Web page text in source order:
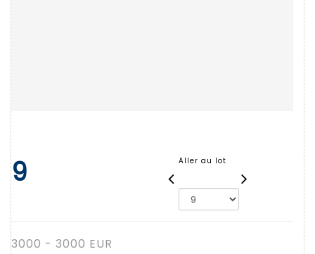
9 Aller au lot
3000 - 3000 EUR